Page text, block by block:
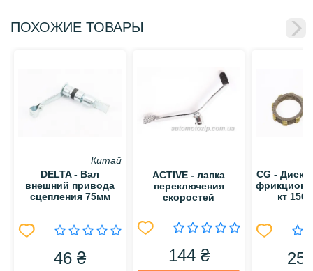
ПОХОЖИЕ ТОВАРЫ
Китай
DELTA - Вал
внешний привода
сцепления 75мм
46 ₴
ACTIVE - лапка
переключения
скоростей
144 ₴
CG - Диск
кт 150/